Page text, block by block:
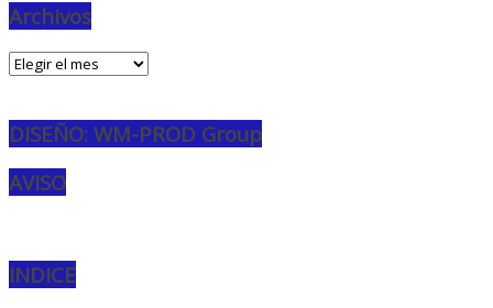
Archivos
Archivos
DISEÑO: WM-PROD Group
AVISO
INDICE